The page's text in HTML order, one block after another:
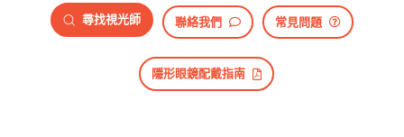
尋找視光師 聯絡我們 常見問題
隱形眼鏡配戴指南